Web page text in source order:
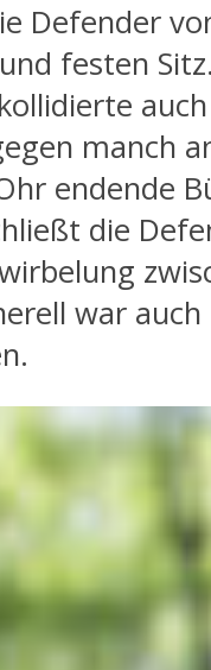
Defender
festen
manch
endende
die
war